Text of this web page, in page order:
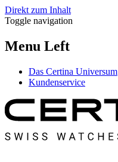
Direkt zum Inhalt
Toggle navigation
Menu Left
Das Certina Universum
Kundenservice